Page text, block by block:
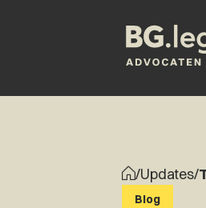
/Updates/
Blog